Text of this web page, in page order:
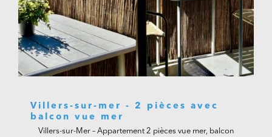
Villers-sur-mer - 2 pièces avec
balcon vue mer
Villers-sur-Mer – Appartement 2 pièces vue mer, balcon